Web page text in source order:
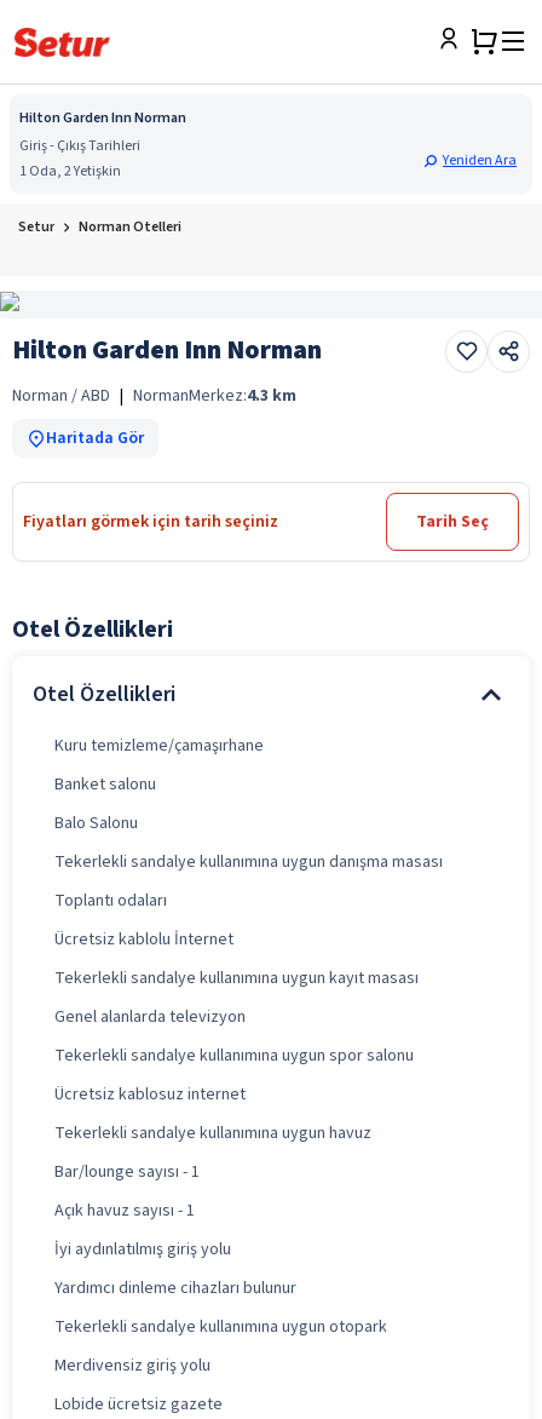
Hilton Garden Inn Norman
Giriş - Çıkış Tarihleri
1 Oda, 2 Yetişkin
Yeniden Ara
Setur Norman Otelleri
Hilton Garden Inn Norman
Norman / ABD | NormanMerkez:4.3 km
Haritada Gör
Fiyatları görmek için tarih seçiniz Tarih Seç
Otel Özellikleri
Otel Özellikleri
Kuru temizleme/çamaşırhane
Banket salonu
Balo Salonu
Tekerlekli sandalye kullanımına uygun danışma masası
Toplantı odaları
Ücretsiz kablolu İnternet
Tekerlekli sandalye kullanımına uygun kayıt masası
Genel alanlarda televizyon
Tekerlekli sandalye kullanımına uygun spor salonu
Ücretsiz kablosuz internet
Tekerlekli sandalye kullanımına uygun havuz
Bar/lounge sayısı - 1
Açık havuz sayısı - 1
İyi aydınlatılmış giriş yolu
Yardımcı dinleme cihazları bulunur
Tekerlekli sandalye kullanımına uygun otopark
Merdivensiz giriş yolu
Lobide ücretsiz gazete